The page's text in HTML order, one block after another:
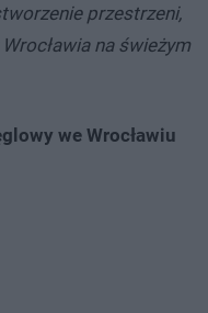
przestrzeni,
na świeżym
we Wrocławiu